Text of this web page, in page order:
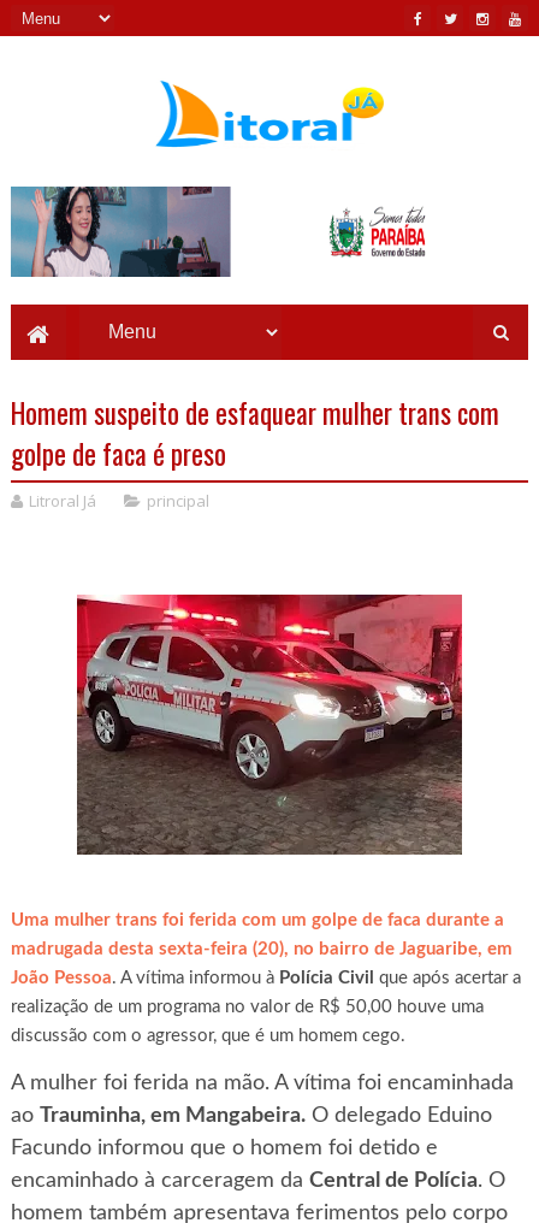
Homem suspeito de esfaquear mulher trans com
golpe de faca é preso
Litroral Já principal
Uma mulher trans foi ferida com um golpe de faca durante a
madrugada desta sexta-feira (20), no bairro de Jaguaribe, em
João Pessoa. A vítima informou à Polícia Civil que após acertar a
realização de um programa no valor de R$ 50,00 houve uma
discussão com o agressor, que é um homem cego.
A mulher foi ferida na mão. A vítima foi encaminhada
ao Trauminha, em Mangabeira.O delegado Eduino
Facundo informou que o homem foi detido e
encaminhado à carceragem da Central de Polícia. O
homem também apresentava ferimentos pelo corpo